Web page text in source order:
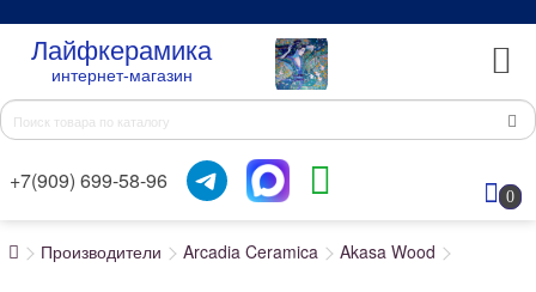
Лайфкерамика
интернет-магазин
+7(909) 699-58-96
0
Производители Arcadia Ceramica Akasa Wood